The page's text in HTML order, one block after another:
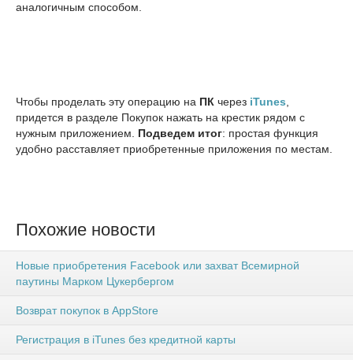
аналогичным способом.
Чтобы проделать эту операцию на ПК через iTunes
придется в разделе Покупок нажать на крестик рядом с
нужным приложением. Подведем итог: простая функция
удобно расставляет приобретенные приложения по местам.
Похожие новости
Новые приобретения Facebook или захват Всемирной
паутины Марком Цукербергом
Возврат покупок в AppStore
Регистрация в iTunes без кредитной карты